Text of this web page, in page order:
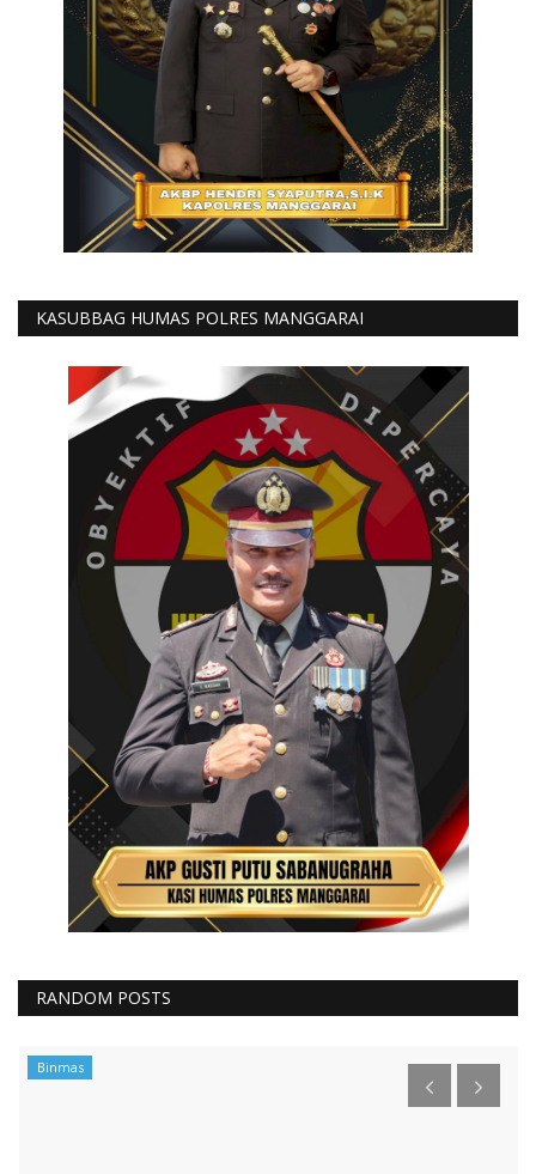
KASUBBAG HUMAS POLRES MANGGARAI
RANDOM POSTS
Binmas